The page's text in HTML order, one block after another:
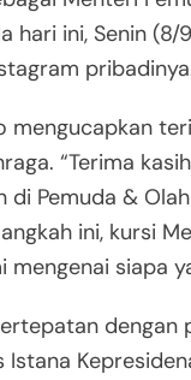
hari ini, Senin
mengucapkan
“Terima
Pemuda &
ini, kursi
siapa
dengan